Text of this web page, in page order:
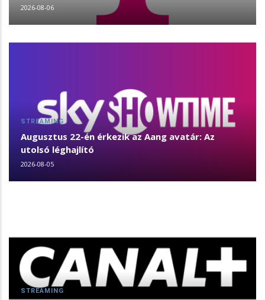
2026-08-06
STREAMING
Augusztus 22-én érkezik az Aang avatár: Az
utolsó léghajlító
2026-08-05
STREAMING